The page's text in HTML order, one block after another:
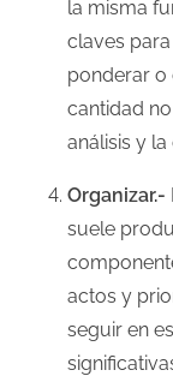
la misma
claves
ponderar o
cantidad
análisis y
Organizar.-
suele
actos y
seguir en